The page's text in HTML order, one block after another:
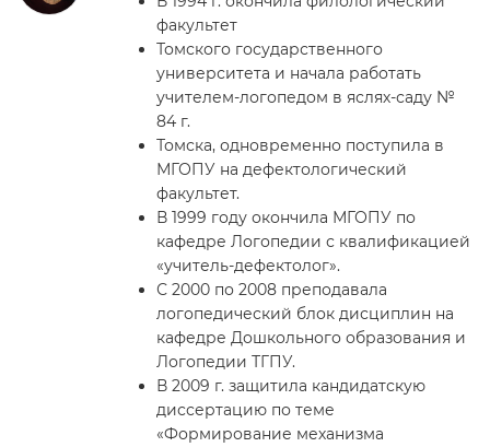
факультет
Томского государственного
университета и начала работать
учителем-логопедом в яслях-саду №
84 г.
Томска, одновременно поступила в
МГОПУ на дефектологический
факультет.
В 1999 году окончила МГОПУ по
кафедре Логопедии с квалификацией
«учитель-дефектолог».
С 2000 по 2008 преподавала
логопедический блок дисциплин на
кафедре Дошкольного образования и
Логопедии ТГПУ.
В 2009 г. защитила кандидатскую
диссертацию по теме
«Формирование механизма